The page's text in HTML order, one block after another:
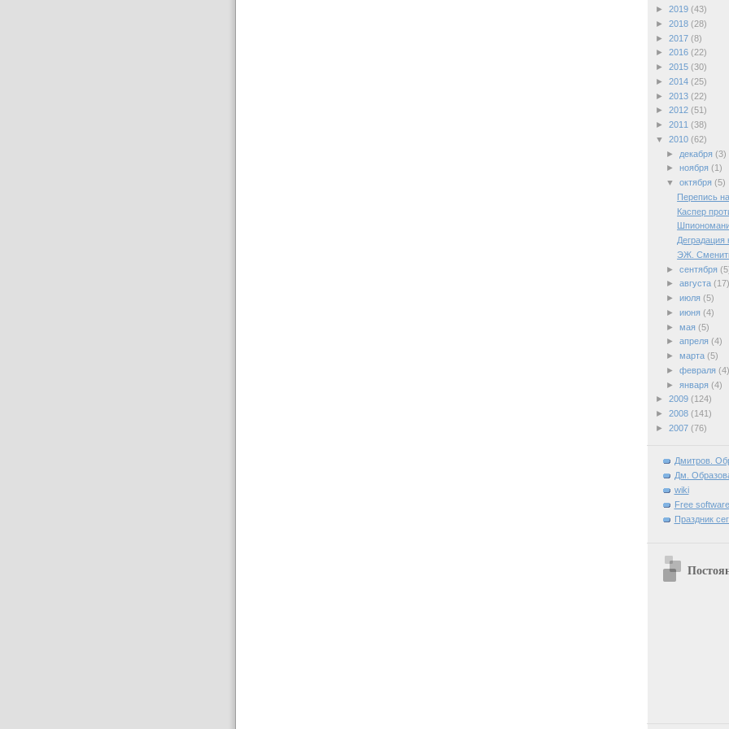
► 2019 (43)
► 2018 (28)
► 2017 (8)
► 2016 (22)
► 2015 (30)
► 2014 (25)
► 2013 (22)
► 2012 (51)
► 2011 (38)
▼ 2010 (62)
►
декабря (3)
► ноября (1)
▼ октября (5)
Перепись
Каспер
Деградация
ЭЖ.
► сентября
► августа (17)
► июля (5)
► июня (4)
► мая (5)
► апреля (4)
► марта (5)
► февраля (4)
► января (4)
► 2009 (124)
► 2008 (141)
► 2007 (76)
Дмитров.
Дм.
wiki
Free
Праздник